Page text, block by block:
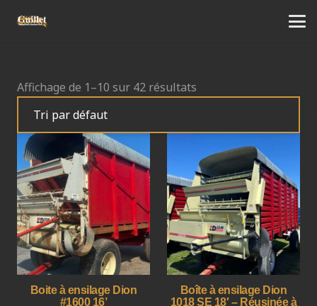
Affichage de 1–10 sur 42 résultats
Boite à ensilage Dion
#1600 16’
Boîte à ensilage Dion
1018 SE 18′ – Réusinée à